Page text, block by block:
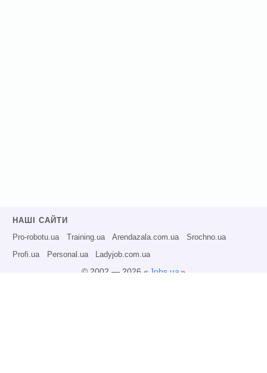
НАШІ САЙТИ
Pro-robotu.ua Training.ua Arendazala.com.ua Srochno.ua
Profi.ua Personal.ua Ladyjob.com.ua
© 2002 — 2026 « Jobs.ua»